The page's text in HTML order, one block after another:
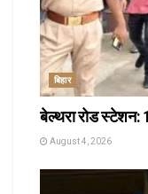
बिहार
बेल्थरा रोड स्टेशन:
August 4, 2026